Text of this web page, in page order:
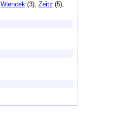
Wiencek (3), Zeitz (5),